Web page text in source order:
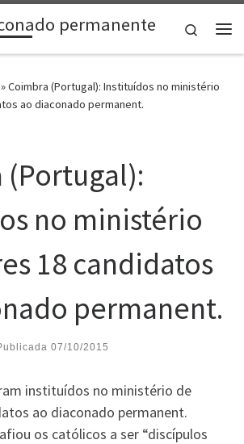
permanente
Search
»Coimbra (Portugal): Instituídos no ministério
ao diaconado permanent.
(Portugal):
no ministério
18 candidatos
permanent.
07/10/2015
instituídos no ministério de
ao diaconado permanent.
os católicos a ser “discípulos